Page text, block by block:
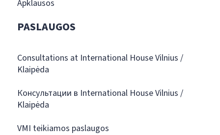
Apklausos
PASLAUGOS
Consultations at International House Vilnius /
Klaipėda
Консультации в International House Vilnius /
Klaipėda
VMI teikiamos paslaugos